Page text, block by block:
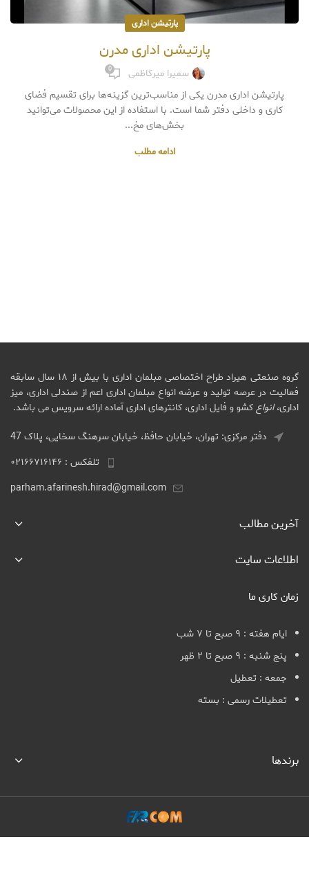
پارتیشن اداری
پارتیشن اداری مدرن
سمیرا میرکاظمی 0
پارتیشن اداری مدرن یکی از مناسب‌ترین گزینه‌ها برای تقسیم فضای
کاری و داخلی دفتر شما است. با استفاده از این محصولات می‌توانید
بخش‌های مخ...
ادامه مطلب
گروه صنعتی هیراد طراح اختصاصی مبلمان اداری با بیش از ۱۸ سال سابقه
فعالیت در عرصه تولید و عرضه انواع مبلمان اداری اعم از صندلی اداری، میز
اداری،انواعکشو و فایل اداری، کانترهای اداری آماده ارائه سرویس می باشد.
دفتر مرکزی: تهران، خیابان حافظ، خیابان سرهنگ سخایی، پلاک 47
تلفکس : ۰۲۱۶۶۷۱۶۱۴۶
parham.afarinesh.hirad@gmail.com
آخرین مطالب
اطلاعات سایت
زمان کاری ما
ایام هفته : ۹ صبح تا ۷ شب
پنج شنبه : ۹ صبح تا ۲ ظهر
جمعه : تعطیل
تعطیلات رسمی : بسته
برندها